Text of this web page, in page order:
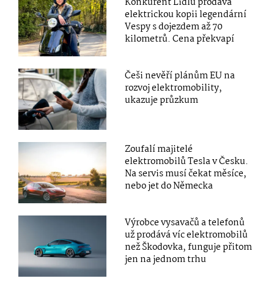
elektrickou kopii legendární
Vespy s dojezdem až 70
kilometrů. Cena překvapí
Češi nevěří plánům EU na
rozvoj elektromobility,
ukazuje průzkum
Zoufalí majitelé
elektromobilů Tesla v Česku.
Na servis musí čekat měsíce,
nebo jet do Německa
Výrobce vysavačů a telefonů
už prodává víc elektromobilů
než Škodovka, funguje přitom
jen na jednom trhu